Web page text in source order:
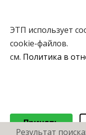
Результат
© 2026
ЭТП использует
cookie-файлов.
см. Политика в
Принять